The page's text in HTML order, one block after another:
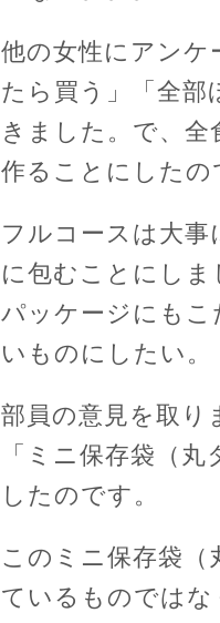
他の女性にアンケ
たら買う」「全
きました。で、
作ることにしたの
フルコースは大
に包むことにしま
パッケージにも
いものにしたい。
部員の意見を取り
「ミニ保存袋（
したのです。
このミニ保存袋
ているものでは